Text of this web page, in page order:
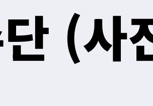
(사